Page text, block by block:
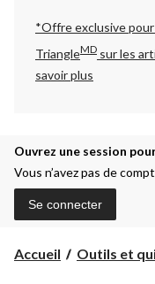
*Offre exclusive
TriangleMD sur les
savoir plus
Ouvrez une session
Vous n’avez pas de
Se connecter
Accueil Outils et